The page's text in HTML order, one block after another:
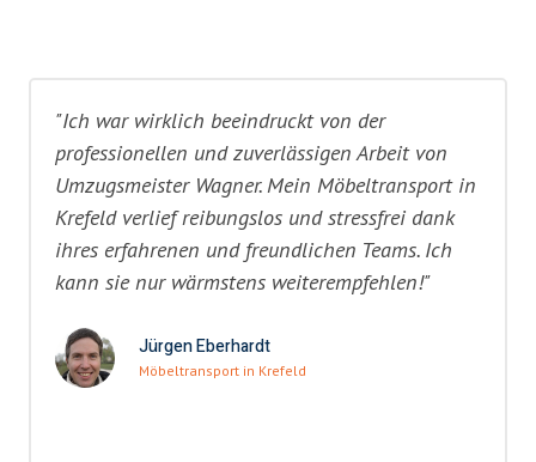
"Ich war wirklich beeindruckt von der
professionellen und zuverlässigen Arbeit von
Umzugsmeister Wagner. Mein Möbeltransport in
Krefeld verlief reibungslos und stressfrei dank
ihres erfahrenen und freundlichen Teams. Ich
kann sie nur wärmstens weiterempfehlen!"
Jürgen Eberhardt
Möbeltransport in Krefeld